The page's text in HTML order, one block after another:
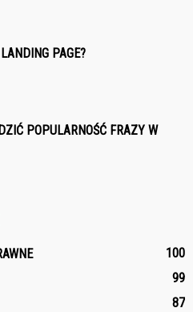
PAGE?
POPULARNOŚĆ FRAZY W
100
99
87